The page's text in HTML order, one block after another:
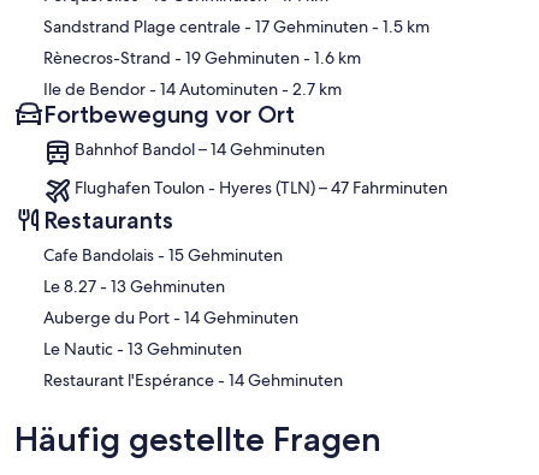
Sandstrand Plage centrale- 17 Gehminuten- 1.5 km
Rènecros-Strand - 19 Gehminuten- 1.6 km
Ile de Bendor- 14 Autominuten- 2.7 km
Fortbewegung vor Ort
Bahnhof Bandol – 14 Gehminuten
Flughafen Toulon - Hyeres (TLN) – 47 Fahrminuten
Restaurants
‪Cafe Bandolais - ‬15 Gehminuten
‪Le 8.27 - ‬13 Gehminuten
‪Auberge du Port - ‬14 Gehminuten
‪Le Nautic - ‬13 Gehminuten
‪Restaurant l'Espérance - ‬14 Gehminuten
Häufig gestellte Fragen